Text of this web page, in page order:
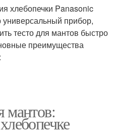
хлебопечки Panasonic
прибор,
тесто для мантов быстро
преимущества
мантов: